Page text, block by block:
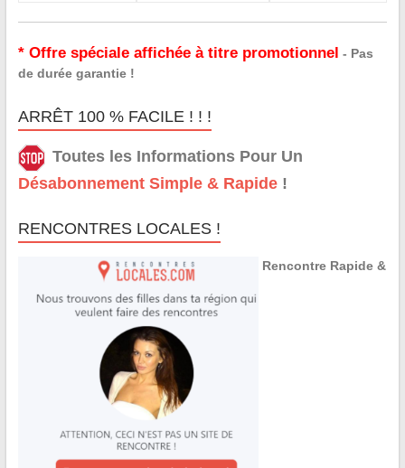
* Offre spéciale affichée à titre promotionnel - Pas
de durée garantie !
ARRÊT 100 % FACILE ! ! !
Toutes les Informations Pour Un
Désabonnement Simple & Rapide!
RENCONTRES LOCALES !
Rencontre Rapide &